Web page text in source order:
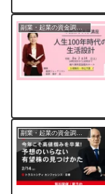
副業・起業の資金調達ガイド